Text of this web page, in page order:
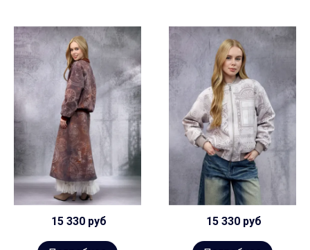
15 330 руб 15 330 руб